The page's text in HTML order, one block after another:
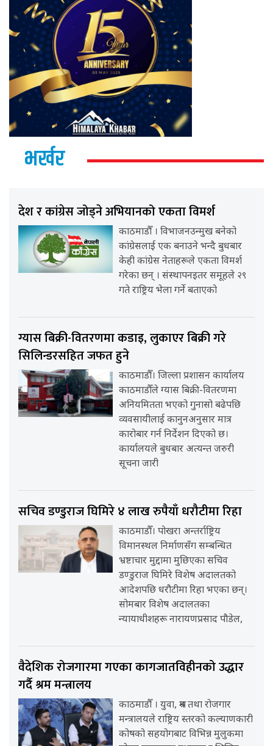
भर्खर
देश र कांग्रेस जोड्ने अभियानको एकता विमर्श
काठमाडौँ । विभाजनउन्मुख बनेको
कांग्रेसलाई एक बनाउने भन्दै बुधबार
केही कांग्रेस नेताहरूले एकता विमर्श
गरेका छन् । संस्थापनइतर समूहले २९
गते राष्ट्रिय भेला गर्ने बताएको
ग्यास बिक्री-वितरणमा कडाइ, लुकाएर बिक्री गरे
सिलिन्डरसहित जफत हुने
काठमाडौँ। जिल्ला प्रशासन कार्यालय
काठमाडौँले ग्यास बिक्री-वितरणमा
अनियमितता भएको गुनासो बढेपछि
व्यवसायीलाई कानुनअनुसार मात्र
कारोबार गर्न निर्देशन दिएको छ।
कार्यालयले बुधबार अत्यन्त जरुरी
सूचना जारी
सचिव डण्डुराज घिमिरे ४ लाख रुपैयाँ धरौटीमा रिहा
काठमाडौँ। पोखरा अन्तर्राष्ट्रिय
विमानस्थल निर्माणसँग सम्बन्धित
भ्रष्टाचार मुद्दामा मुछिएका सचिव
डण्डुराज घिमिरे विशेष अदालतको
आदेशपछि धरौटीमा रिहा भएका छन्।
सोमबार विशेष अदालतका
न्यायाधीशहरू नारायणप्रसाद पौडेल,
वैदेशिक रोजगारमा गएका कागजातविहीनको उद्धार
गर्दै श्रम मन्त्रालय
काठमाडौँ । युवा, श्रम तथा रोजगार
मन्त्रालयले राष्ट्रिय स्तरको कल्याणकारी
कोषको सहयोगबाट विभिन्न मुलुकमा